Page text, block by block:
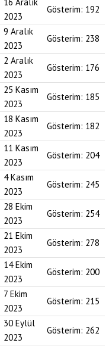
2023
Gösterim: 192
9 Aralık
2023
Gösterim: 238
2 Aralık
2023
Gösterim: 176
25 Kasım
2023
Gösterim: 185
18 Kasım
2023
Gösterim: 182
11 Kasım
2023
Gösterim: 204
4 Kasım
2023
Gösterim: 245
28 Ekim
2023
Gösterim: 254
21 Ekim
2023
Gösterim: 278
14 Ekim
2023
Gösterim: 200
7 Ekim
2023
Gösterim: 215
30 Eylül
2023
Gösterim: 262